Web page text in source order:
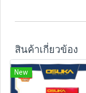
สินค้าเกี่ยวข้อง
New